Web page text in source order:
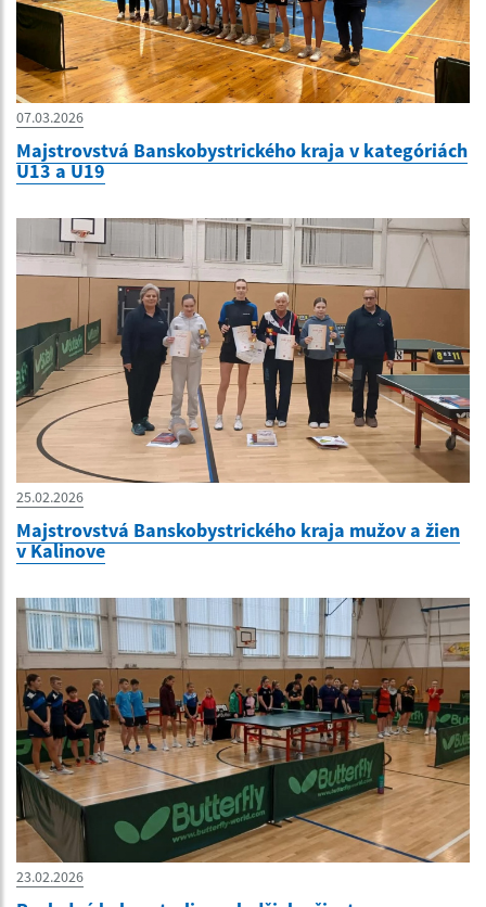
07.03.2026
Majstrovstvá Banskobystrického kraja v kategóriách
U13 a U19
25.02.2026
Majstrovstvá Banskobystrického kraja mužov a žien
v Kalinove
23.02.2026